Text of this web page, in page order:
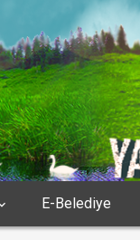
E-Belediye